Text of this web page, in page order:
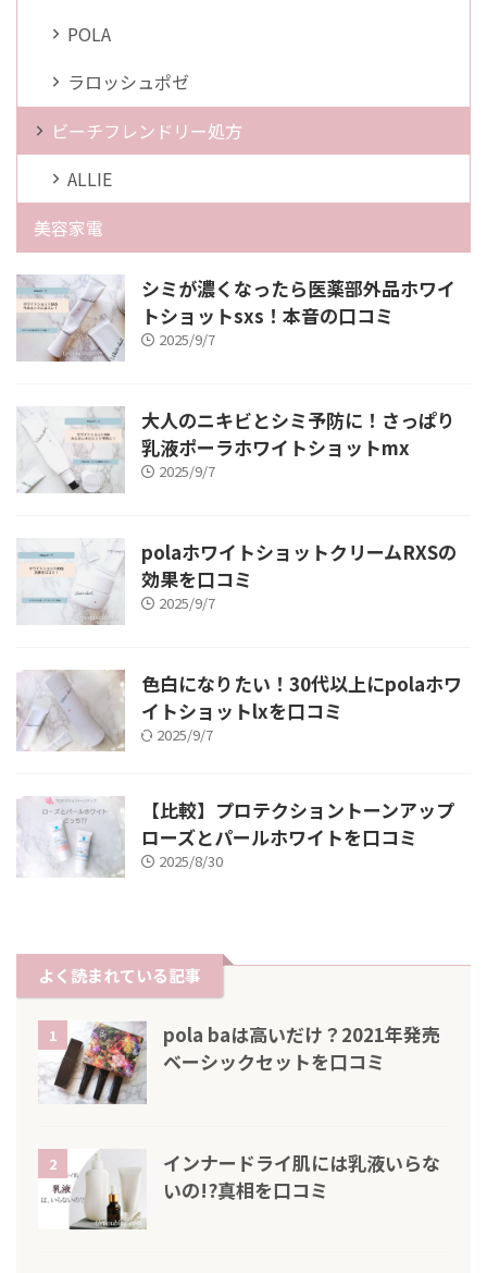
POLA
ラロッシュポゼ
ビーチフレンドリー処方
ALLIE
美容家電
シミが濃くなったら医薬部外品ホワイ
トショットsxs！本音の口コミ
2025/9/7
大人のニキビとシミ予防に！さっぱり
乳液ポーラホワイトショットmx
2025/9/7
polaホワイトショットクリームRXSの
効果を口コミ
2025/9/7
色白になりたい！30代以上にpolaホワ
イトショットlxを口コミ
2025/9/7
【比較】プロテクショントーンアップ
ローズとパールホワイトを口コミ
2025/8/30
よく読まれている記事
1
pola baは高いだけ？2021年発売
ベーシックセットを口コミ
2
インナードライ肌には乳液いらな
いの!?真相を口コミ